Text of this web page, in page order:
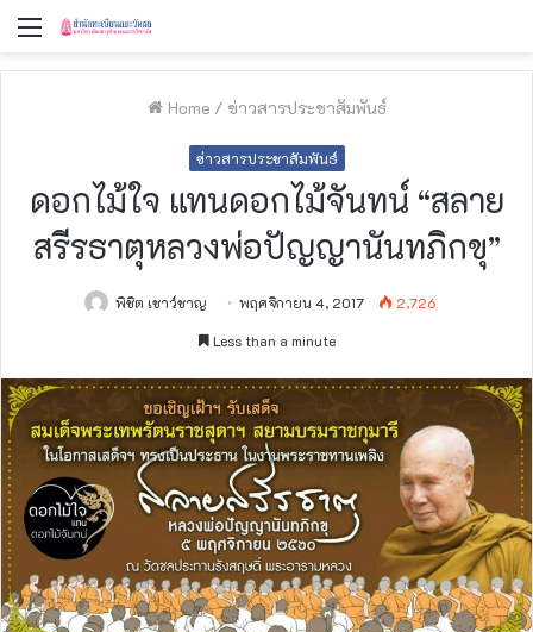
Menu
Home / ข่าวสารประชาสัมพันธ์
ข่าวสารประชาสัมพันธ์
ดอกไม้ใจ แทนดอกไม้จันทน์ “สลาย
สรีรธาตุหลวงพ่อปัญญานันทภิกขุ”
พิชิต เชาว์ชาญ พฤศจิกายน 4, 2017
2,726
Less than a minute